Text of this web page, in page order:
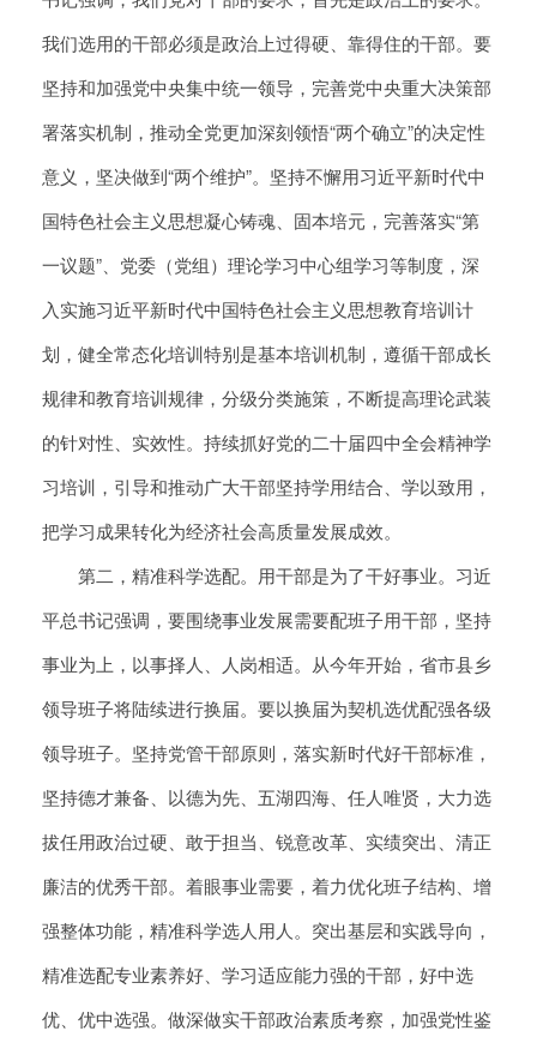
我们选用的干部必须是政治上过得硬、靠得住的干部。要
坚持和加强党中央集中统一领导，完善党中央重大决策部
署落实机制，推动全党更加深刻领悟“两个确立”的决定性
意义，坚决做到“两个维护”。坚持不懈用习近平新时代中
国特色社会主义思想凝心铸魂、固本培元，完善落实“第
一议题”、党委（党组）理论学习中心组学习等制度，深
入实施习近平新时代中国特色社会主义思想教育培训计
划，健全常态化培训特别是基本培训机制，遵循干部成长
规律和教育培训规律，分级分类施策，不断提高理论武装
的针对性、实效性。持续抓好党的二十届四中全会精神学
习培训，引导和推动广大干部坚持学用结合、学以致用，
把学习成果转化为经济社会高质量发展成效。
第二，精准科学选配。用干部是为了干好事业。习近
平总书记强调，要围绕事业发展需要配班子用干部，坚持
事业为上，以事择人、人岗相适。从今年开始，省市县乡
领导班子将陆续进行换届。要以换届为契机选优配强各级
领导班子。坚持党管干部原则，落实新时代好干部标准，
坚持德才兼备、以德为先、五湖四海、任人唯贤，大力选
拔任用政治过硬、敢于担当、锐意改革、实绩突出、清正
廉洁的优秀干部。着眼事业需要，着力优化班子结构、增
强整体功能，精准科学选人用人。突出基层和实践导向，
精准选配专业素养好、学习适应能力强的干部，好中选
优、优中选强。做深做实干部政治素质考察，加强党性鉴